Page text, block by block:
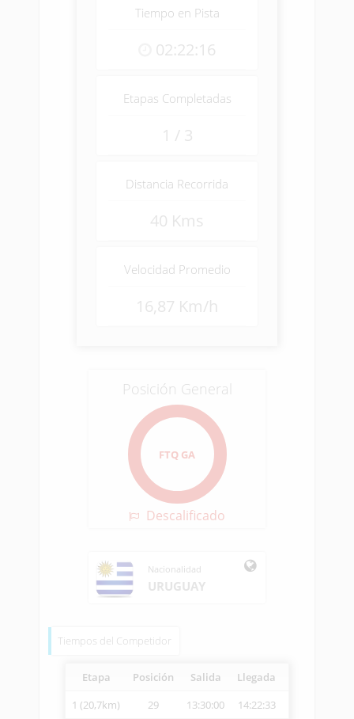
Tiempo en Pista
02:22:16
Etapas Completadas
1 / 3
Distancia Recorrida
40 Kms
Velocidad Promedio
16,87 Km/h
Posición General
FTQ GA
Descalificado
Nacionalidad
URUGUAY
Tiempos del Competidor
Etapa Posición Salida Llegada
1 (20,7km)
29 13:30:00 14:22:33